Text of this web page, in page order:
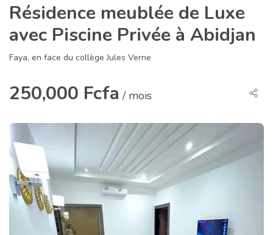
Résidence meublée de Luxe
avec Piscine Privée à Abidjan
Faya, en face du collège Jules Verne
250,000 Fcfa / mois